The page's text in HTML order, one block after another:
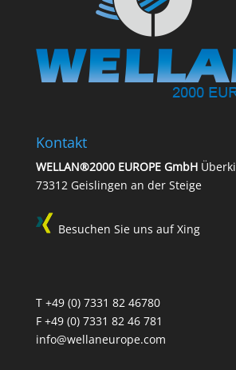
Kontakt
WELLAN®2000 EUROPE GmbH
73312 Geislingen an der Steige
Besuchen Sie uns auf Xing
T +49 (0) 7331 82 46780
F +49 (0) 7331 82 46 781
info@wellaneurope.com